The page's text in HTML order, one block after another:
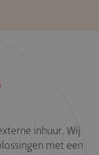
inhuur. Wij
met een